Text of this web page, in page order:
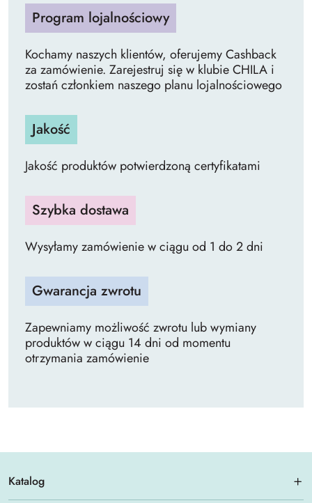
Program lojalnościowy
Kochamy naszych klientów, oferujemy Cashback
za zamówienie. Zarejestruj się w klubie CHILA i
zostań członkiem naszego planu lojalnościowego
Jakość
Jakość produktów potwierdzoną certyfikatami
Szybka dostawa
Wysyłamy zamówienie w ciągu od 1 do 2 dni
Gwarancja zwrotu
Zapewniamy możliwość zwrotu lub wymiany
produktów w ciągu 14 dni od momentu
otrzymania zamówienie
Katalog